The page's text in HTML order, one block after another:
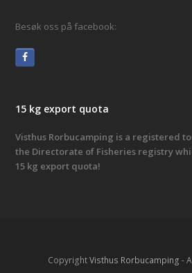
Besøk oss på facebook:
15 kg export quota
Visthus Rorbucamping is a registered
the Directorate of Fisheries registry
15 kg export quota!
CopyrightVisthus Rorbucamping -